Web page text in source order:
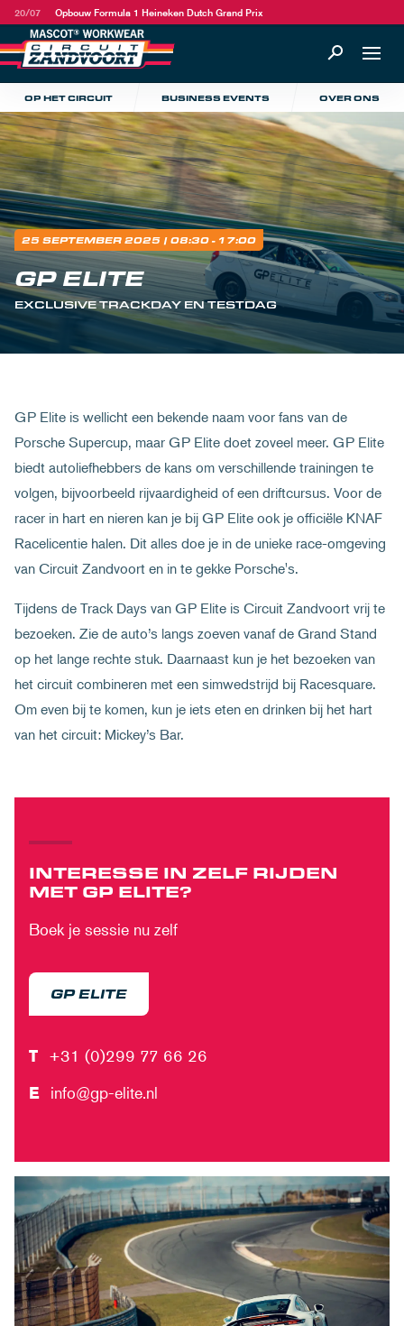
20/07 Opbouw Formula 1 Heineken Dutch Grand Prix
OP HET CIRCUIT BUSINESS EVENTS OVER ONS
25 SEPTEMBER 2025 | 08:30 - 17:00
GP ELITE
EXCLUSIVE TRACKDAY EN TESTDAG
GP Elite is wellicht een bekende naam voor fans van de
Porsche Supercup, maar GP Elite doet zoveel meer. GP Elite
biedt autoliefhebbers de kans om verschillende trainingen te
volgen, bijvoorbeeld rijvaardigheid of een driftcursus. Voor de
racer in hart en nieren kan je bij GP Elite ook je officiële KNAF
Racelicentie halen. Dit alles doe je in de unieke race-omgeving
van Circuit Zandvoort en in te gekke Porsche's.
Tijdens de Track Days van GP Elite is Circuit Zandvoort vrij te
bezoeken. Zie de auto’s langs zoeven vanaf de Grand Stand
op het lange rechte stuk. Daarnaast kun je het bezoeken van
het circuit combineren met een simwedstrijd bij Racesquare.
Om even bij te komen, kun je iets eten en drinken bij het hart
van het circuit: Mickey’s Bar.
INTERESSE IN ZELF RIJDEN
MET GP ELITE?
Boek je sessie nu zelf
GP ELITE
T +31 (0)299 77 66 26
E info@gp-elite.nl